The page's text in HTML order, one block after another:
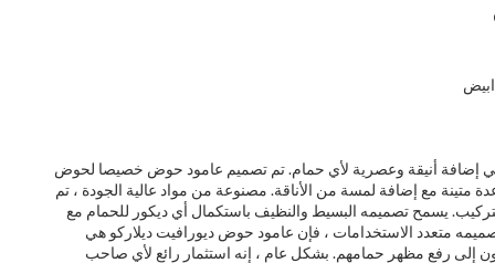
إضافة أنيقة وعصرية لأي حمام. تم تصميم عامود حوض خصيصا لحوض
متينة مع إضافة لمسة من الأناقة. مصنوعة من مواد عالية الجودة ، تم
يسمح تصميمه البسيط والنظيف باستكمال أي ديكور للحمام مع
متعدد الاستخدامات ، فإن عامود حوض ديورافيت ديلاركو هي
إلى رفع مظهر حمامهم. بشكل عام ، إنه استثمار رائع لأي صاحب